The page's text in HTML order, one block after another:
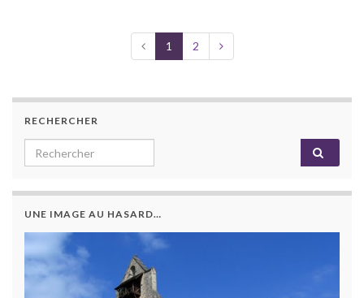
1 2
RECHERCHER
Search for:
UNE IMAGE AU HASARD…